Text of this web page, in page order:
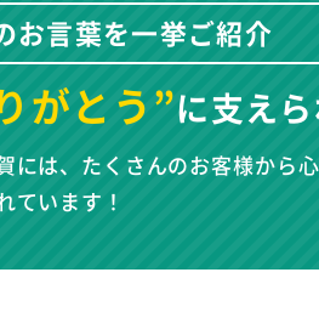
お言葉を一挙ご紹介
がとう”に支え
には、たくさんのお客様から
ています！